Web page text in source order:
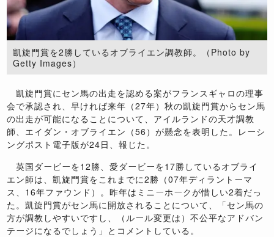
凱旋門賞を2勝しているオブライエン調教師。（Photo by
Getty Images）
凱旋門賞にセン馬の出走を認める案がフランスギャロの理事
会で承認され、早ければ来年（27年）秋の凱旋門賞からセン馬
の出走が可能になることについて、アイルランドの天才調教
師、エイダン・オブライエン（56）が懸念を表明した。レーシ
ングポスト電子版が24日、報じた。
英国ダービーを12勝、愛ダービーを17勝しているオブライ
エン師は、凱旋門賞をこれまでに2勝（07年ディラントーマ
ス、16年ファウンド）。昨年はミニーホークが惜しい2着だっ
た。凱旋門賞がセン馬に開放されることについて、「セン馬の
方が調教しやすいですし、（ルール変更は）不公平なアドバン
テージになるでしょう」とコメントしている。